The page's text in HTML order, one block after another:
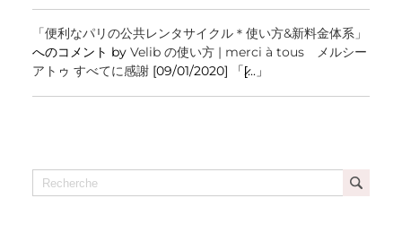
「便利なパリの公共レンタサイクル＊使い方&新料金体系」
へのコメント by Velib の使い方 | merci à tous メルシー
アトゥ すべてに感謝[09/01/2020] 「[̷...」